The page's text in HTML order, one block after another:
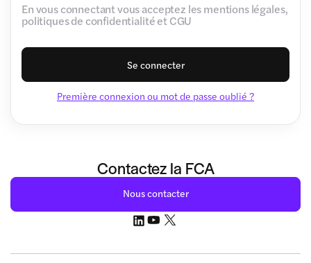
En vous connectant vous acceptez les mentions légales,
politiques de confidentialité et CGU
Se connecter
Première connexion ou mot de passe oublié ?
Contactez la FCA
Nous contacter